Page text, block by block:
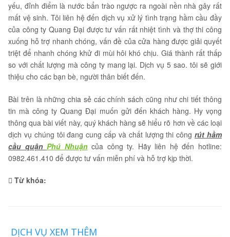
yếu, đỉnh điểm là nước bẩn trào ngược ra ngoài nền nhà gây rất
mất vệ sinh. Tôi liên hệ đến dịch vụ xử lý tình trạng hầm cầu đầy
của công ty Quang Đại được tư vấn rất nhiệt tình và thợ thi công
xuống hỗ trợ nhanh chóng, vấn đề của cửa hàng được giải quyết
triệt để nhanh chóng khử đi mùi hôi khó chịu. Giá thành rất thấp
so với chất lượng mà công ty mang lại. Dịch vụ 5 sao. tôi sẽ giới
thiệu cho các bạn bè, người thân biết đến.
Bài trên là những chia sẻ các chính sách cũng như chi tiết thông
tin mà công ty Quang Đại muốn gửi đến khách hàng. Hy vọng
thông qua bài viết này, quý khách hàng sẽ hiểu rõ hơn về các loại
dịch vụ chúng tôi đang cung cấp và chất lượng thi côngrút hầm
cầu quậnPhú Nhuậncủa công ty. Hãy liên hệ đến hotline:
0982.461.410 để được tư vấn miễn phí và hỗ trợ kịp thời.
Từ khóa:
DỊCH VỤ XEM THÊM